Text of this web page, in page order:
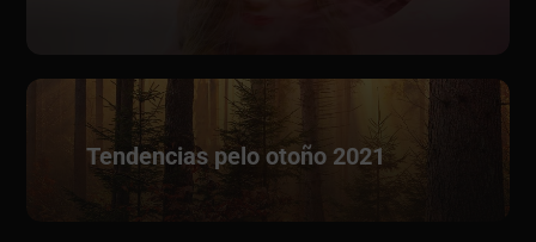
Tendencias pelo otoño 2021